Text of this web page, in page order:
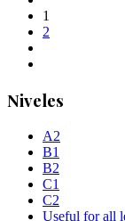
1
2
Niveles
A2
B1
B2
C1
C2
Useful for all